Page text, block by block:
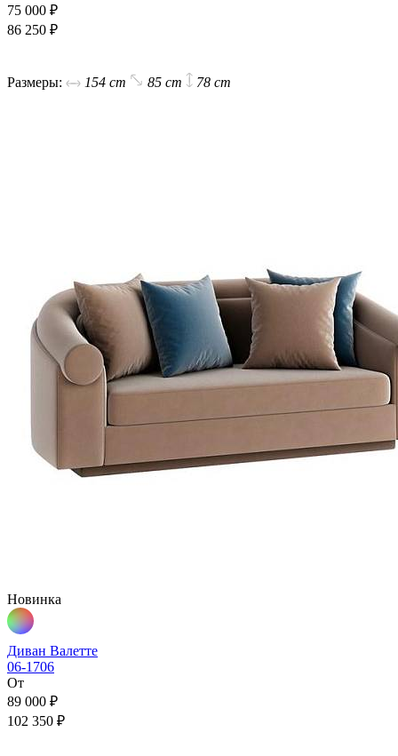
75 000 ₽
86 250 ₽
Размеры:
154 cm 85 cm 78 cm
Новинка
Диван Валетте
06-1706
От
89 000 ₽
102 350 ₽